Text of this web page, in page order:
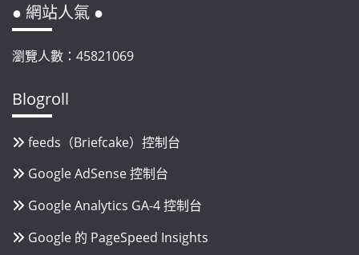
● 網站人氣 ●
瀏覽人數：45821069
Blogroll
feeds（Briefcake）控制台
Google AdSense 控制台
Google Analytics GA-4 控制台
Google 的 PageSpeed Insights